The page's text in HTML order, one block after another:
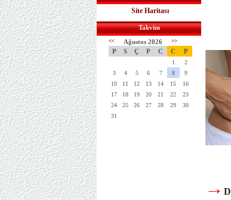
Site Haritası
Takvim
<< Ağustos 2026 >>
P S Ç P C C P
1
2
3
4 5 6 7 8
9
10
11 12 13 14 15
16
17
18 19 20 21 22
23
24
25 26 27 28 29
30
31
→